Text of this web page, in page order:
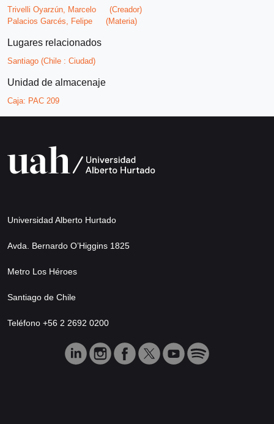
Trivelli Oyarzún, Marcelo
(Creador)
Palacios Garcés, Felipe
(Materia)
Lugares relacionados
Santiago (Chile : Ciudad)
Unidad de almacenaje
Caja: PAC 209
Universidad Alberto Hurtado
Avda. Bernardo O’Higgins 1825
Metro Los Héroes
Santiago de Chile
Teléfono +56 2 2692 0200